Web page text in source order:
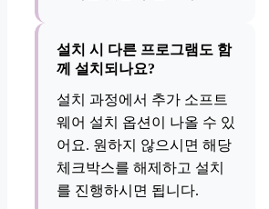
설치 시 다른 프로그램도 함
께 설치되나요?
설치 과정에서 추가 소프트
웨어 설치 옵션이 나올 수 있
어요. 원하지 않으시면 해당
체크박스를 해제하고 설치
를 진행하시면 됩니다.